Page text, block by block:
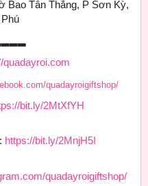
Bao Tân Thắng, P Sơn Kỳ,
quadayroi.com
quadayroigiftshop/
bit.ly/2MtXfYH
: https://bit.ly/2MnjH5I
quadayroigiftshop/